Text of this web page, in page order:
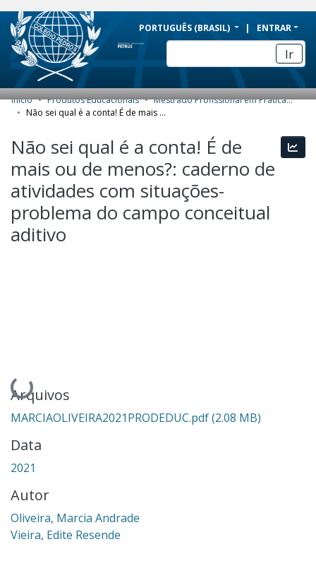
BRAZIL
Simplifique!
Comunica BR
Participe
Acesso à informação
Canais
PORTUGUÊS (BRASIL) ENTRAR
Ir
COMUNIDADES E COLEÇÕES
NAVEGAR
ESTATÍSTICAS
SOBRE
Início Produtos Educacionais
Mestrado Profissional em Práticas de Educação Básica (MPPEB) - Produtos Educacionais
Não sei qual é a conta! É de mais ou de menos?: caderno de atividades com situações-problema do campo conceitual aditivo
Não sei qual é a conta! É de
mais ou de menos?: caderno de
atividades com situações-
problema do campo conceitual
aditivo
Carregando...
Arquivos
MARCIAOLIVEIRA2021PRODEDUC.pdf(2.08 MB)
Data
2021
Autor
Oliveira, Marcia Andrade
Vieira, Edite Resende